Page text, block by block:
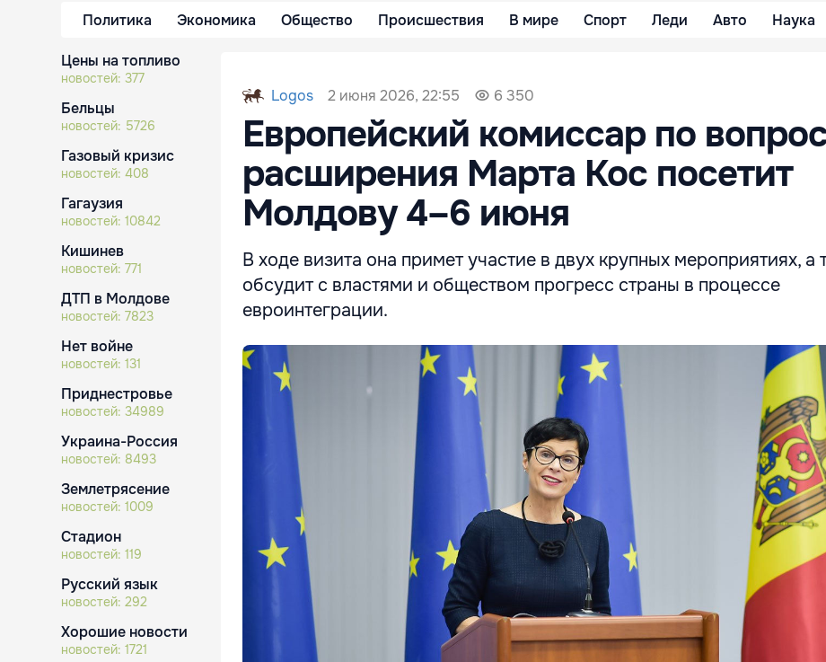
Политика Экономика Общество Происшествия В мире Спорт Леди Авто Наука
Цены на топливо
новостей: 377
Бельцы
новостей: 5726
Газовый кризис
новостей: 408
Гагаузия
новостей: 10842
Кишинев
новостей: 771
ДТП в Молдове
новостей: 7823
Нет войне
новостей: 131
Приднестровье
новостей: 34989
Украина-Россия
новостей: 8493
Землетрясение
новостей: 1009
Стадион
новостей: 119
Русский язык
новостей: 292
Хорошие новости
новостей: 1721
Logos 2 июня 2026, 22:55 6 350
Европейский комиссар по
расширения Марта Кос посетит
Молдову 4–6 июня
В ходе визита она примет участие в двух крупных мероприятиях, а
обсудит с властями и обществом прогресс страны в процессе
евроинтеграции.